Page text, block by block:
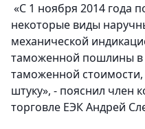
«С 1 ноября 2014 года
некоторые виды
механической
таможенной пошлины в
таможенной стоимости,
штуку», - пояснил член
торговле ЕЭК Андрей